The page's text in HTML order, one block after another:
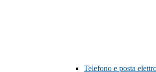
Telefono e posta